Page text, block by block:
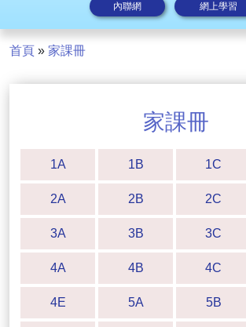
內聯網 網上學習
首頁 » 家課冊
家課冊
1A 1B 1C
2A 2B 2C
3A 3B 3C
4A 4B 4C
4E 5A 5B